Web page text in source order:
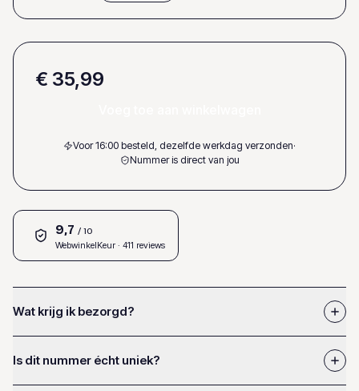
€ 35,99
Voor 16:00 besteld, dezelfde werkdag verzonden·
Nummer is direct van jou
9,7 / 10
WebwinkelKeur · 411 reviews
Wat krijg ik bezorgd?
Is dit nummer écht uniek?